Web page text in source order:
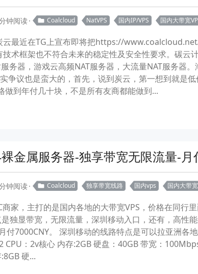
钟阅读 Coalcloud NatVPS 国内IP/VPS 国内大带宽
云最近在TG上宣布即将把https://
技术框架也不符合未来的稳定性及安全性要求。碳
务器，游戏云高频NAT服务器，大流量NAT服务器
争议也是蛮大的，首先，说到炭云，第一想到就是
到年付几十块，不是所有友商都能做到...
金属服务器-独享带宽无限流量-月
钟阅读 Coalcloud 独享带宽线路 国内vps 国内大带
家，主打的是国内各地的大带宽VPS，价格在同行
独显带宽，无限流量，深圳移动入口，还有，高性
7000CNY。 深圳移动的线路特点是可以拉亚洲各
：2v核心 内存:2GB 硬盘：40GB 带宽：
硬...